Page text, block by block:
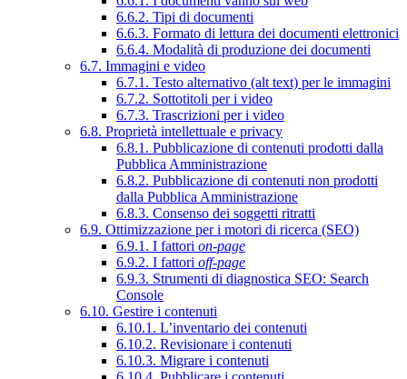
6.6.2. Tipi di documenti
6.6.3. Formato di lettura dei documenti elettronici
6.6.4. Modalità di produzione dei documenti
6.7. Immagini e video
6.7.1. Testo alternativo (alt text) per le immagini
6.7.2. Sottotitoli per i video
6.7.3. Trascrizioni per i video
6.8. Proprietà intellettuale e privacy
6.8.1. Pubblicazione di contenuti prodotti dalla
Pubblica Amministrazione
6.8.2. Pubblicazione di contenuti non prodotti
dalla Pubblica Amministrazione
6.8.3. Consenso dei soggetti ritratti
6.9. Ottimizzazione per i motori di ricerca (SEO)
6.9.1. I fattori on-page
6.9.2. I fattori off-page
6.9.3. Strumenti di diagnostica SEO: Search
Console
6.10. Gestire i contenuti
6.10.1. L’inventario dei contenuti
6.10.2. Revisionare i contenuti
6.10.3. Migrare i contenuti